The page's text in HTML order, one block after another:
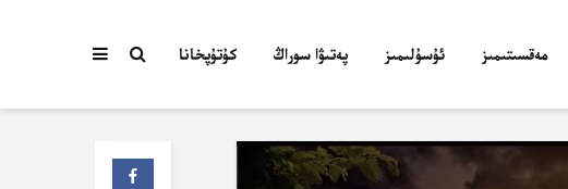
مەقسىتىمىز ئۇسۇلىمىز پەتىۋا سوراڭ كۇتۇپخانا